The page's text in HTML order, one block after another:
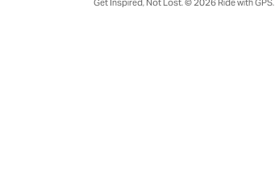
Get Inspired, Not Lost. © 2026 Ride with GPS.